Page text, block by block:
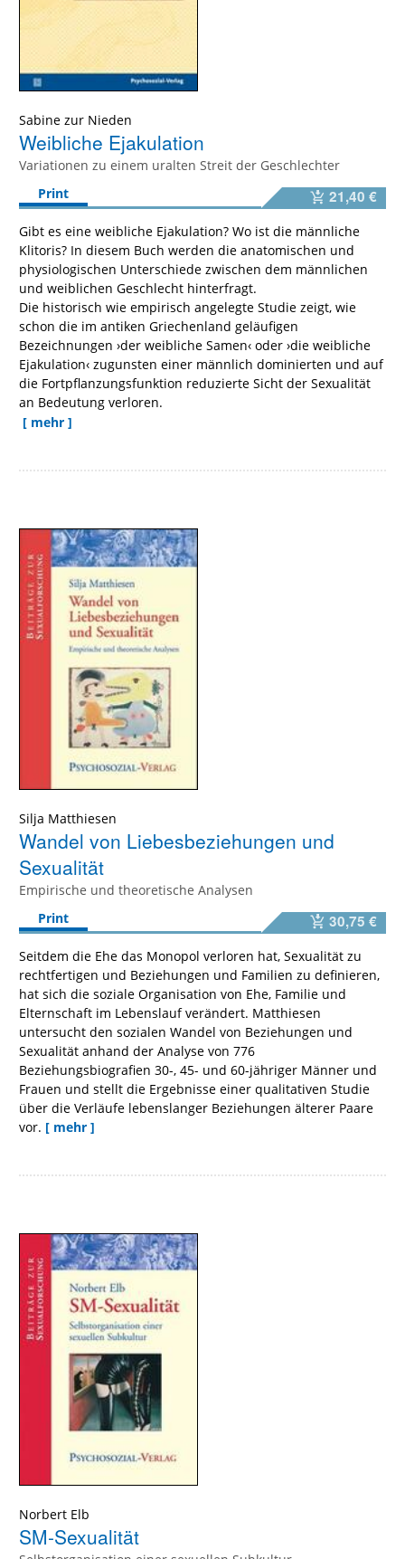
Sabine zur Nieden
Weibliche Ejakulation
Variationen zu einem uralten Streit der Geschlechter
Print
21,40 €
Gibt es eine weibliche Ejakulation? Wo ist die männliche
Klitoris? In diesem Buch werden die anatomischen und
physiologischen Unterschiede zwischen dem männlichen
und weiblichen Geschlecht hinterfragt.
Die historisch wie empirisch angelegte Studie zeigt, wie
schon die im antiken Griechenland geläufigen
Bezeichnungen ›der weibliche Samen‹ oder ›die weibliche
Ejakulation‹ zugunsten einer männlich dominierten und auf
die Fortpflanzungsfunktion reduzierte Sicht der Sexualität
an Bedeutung verloren.
[ mehr ]
Silja Matthiesen
Wandel von Liebesbeziehungen und
Sexualität
Empirische und theoretische Analysen
Print
30,75 €
Seitdem die Ehe das Monopol verloren hat, Sexualität zu
rechtfertigen und Beziehungen und Familien zu definieren,
hat sich die soziale Organisation von Ehe, Familie und
Elternschaft im Lebenslauf verändert. Matthiesen
untersucht den sozialen Wandel von Beziehungen und
Sexualität anhand der Analyse von 776
Beziehungsbiografien 30-, 45- und 60-jähriger Männer und
Frauen und stellt die Ergebnisse einer qualitativen Studie
über die Verläufe lebenslanger Beziehungen älterer Paare
vor. [ mehr ]
Norbert Elb
SM-Sexualität